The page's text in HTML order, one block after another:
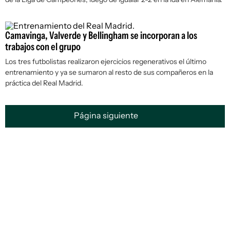
Camavinga, Valverde y Bellingham se incorporan a los
trabajos con el grupo
Los tres futbolistas realizaron ejercicios regenerativos el último
entrenamiento y ya se sumaron al resto de sus compañeros en la
práctica del Real Madrid.
Página siguiente